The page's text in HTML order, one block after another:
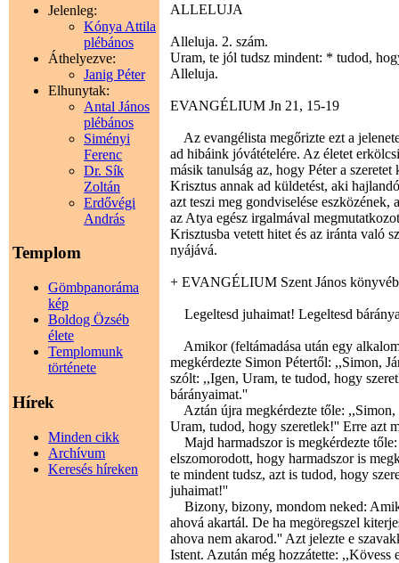
Jelenleg:
Kónya Attila
plébános
Áthelyezve:
Janig Péter
Elhunytak:
Antal János
plébános
Siményi
Ferenc
Dr. Sík
Zoltán
Erdővégi
András
Templom
Gömbpanoráma
kép
Boldog Özséb
élete
Templomunk
története
Hírek
Minden cikk
Archívum
Keresés híreken
ALLELUJA
Alleluja. 2. szám.
Uram, te jól tudsz mindent: * tudod,
Alleluja.
EVANGÉLIUM Jn 21, 15-19
Az evangélista megőrizte ezt a
ad hibáink jóvátételére. Az életet
másik tanulság az, hogy Péter a
Krisztus annak ad küldetést, aki
azt teszi meg gondviselése
az Atya egész irgalmával
Krisztusba vetett hitet és az iránta való
nyájává.
+ EVANGÉLIUM Szent János
Legeltesd juhaimat! Legeltesd
Amikor (feltámadása után egy
megkérdezte Simon Pétertől: ,,Simon,
szólt: ,,Igen, Uram, te tudod, hogy
bárányaimat.''
Aztán újra megkérdezte tőle: ,,Simon,
Uram, tudod, hogy szeretlek!'' Erre azt
Majd harmadszor is megkérdezte tőle:
elszomorodott, hogy harmadszor is
te mindent tudsz, azt is tudod, hogy
juhaimat!''
Bizony, bizony, mondom neked:
ahová akartál. De ha megöregszel
ahova nem akarod.'' Azt jelezte e
Istent. Azután még hozzátette: ,,Kövess